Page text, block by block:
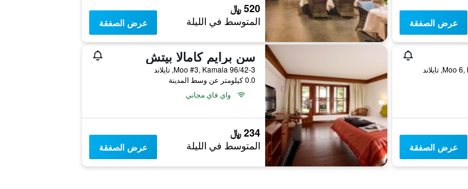
عرض الصفقة
520 ﷼
المتوسط في الليلة عرض الصفقة
عرض الصفقة
سن برايم كامالا بيتش
96/42-3 Moo #3, Kamala, تايلاند
0.0 كيلومتر عن وسط المدينة
واي فاي مجاني
234 ﷼
المتوسط في الليلة عرض الصفقة